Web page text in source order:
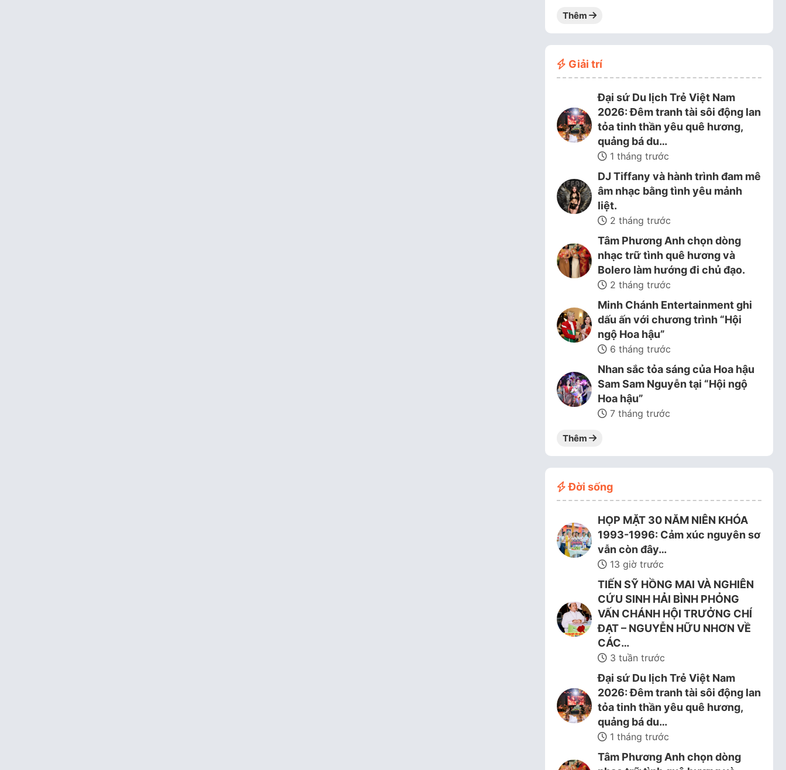
Thêm
Giải trí
Đại sứ Du lịch Trẻ Việt Nam
2026: Đêm tranh tài sôi động lan
tỏa tinh thần yêu quê hương,
quảng bá du…
1 tháng trước
DJ Tiffany và hành trình đam mê
âm nhạc bằng tình yêu mảnh
liệt.
2 tháng trước
Tâm Phương Anh chọn dòng
nhạc trữ tình quê hương và
Bolero làm hướng đi chủ đạo.
2 tháng trước
Minh Chánh Entertainment ghi
dấu ấn với chương trình “Hội
ngộ Hoa hậu”
6 tháng trước
Nhan sắc tỏa sáng của Hoa hậu
Sam Sam Nguyễn tại “Hội ngộ
Hoa hậu”
7 tháng trước
Thêm
Đời sống
HỌP MẶT 30 NĂM NIÊN KHÓA
1993-1996: Cảm xúc nguyên sơ
vẫn còn đây…
13 giờ trước
TIẾN SỸ HỒNG MAI VÀ NGHIÊN
CỨU SINH HẢI BÌNH PHỎNG
VẤN CHÁNH HỘI TRƯỞNG CHÍ
ĐẠT – NGUYỄN HỮU NHƠN VỀ
CÁC…
3 tuần trước
Đại sứ Du lịch Trẻ Việt Nam
2026: Đêm tranh tài sôi động lan
tỏa tinh thần yêu quê hương,
quảng bá du…
1 tháng trước
Tâm Phương Anh chọn dòng